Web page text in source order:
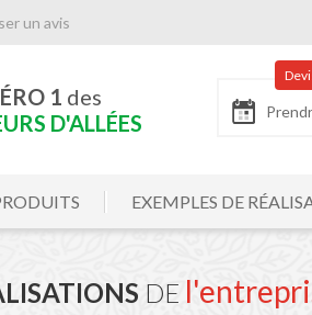
un avis
1 des
D'ALLÉES
EXEMPLES DE
DE